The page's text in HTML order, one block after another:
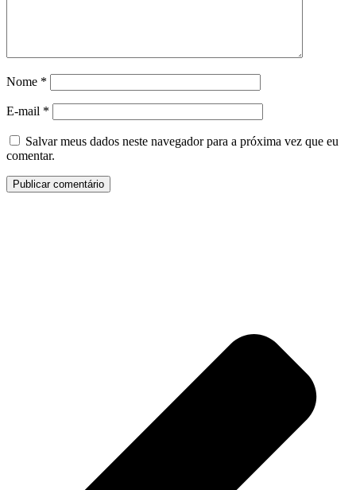
Nome *
E-mail *
Salvar meus dados neste navegador para a próxima vez que eu
comentar.